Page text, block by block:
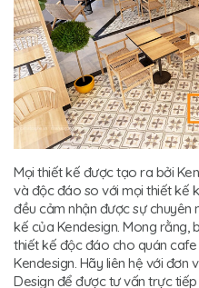
Mọi thiết kế được tạo ra bởi
và độc đáo so với mọi thiết kế
đều cảm nhận được sự chuyên
kế của Kendesign. Mong rằng,
thiết kế độc đáo cho quán
Kendesign. Hãy liên hệ với đơn
Design để được tư vấn trực